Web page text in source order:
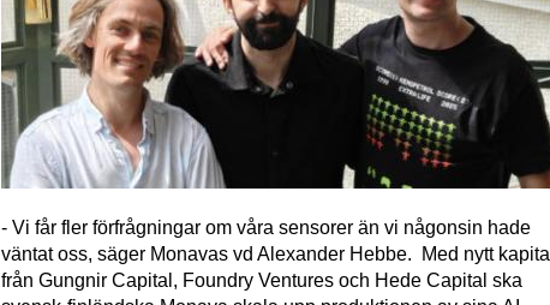
- Vi får fler förfrågningar om våra sensorer än vi någonsin hade
väntat oss, säger Monavas vd Alexander Hebbe. Med nytt kapital
från Gungnir Capital, Foundry Ventures och Hede Capital ska